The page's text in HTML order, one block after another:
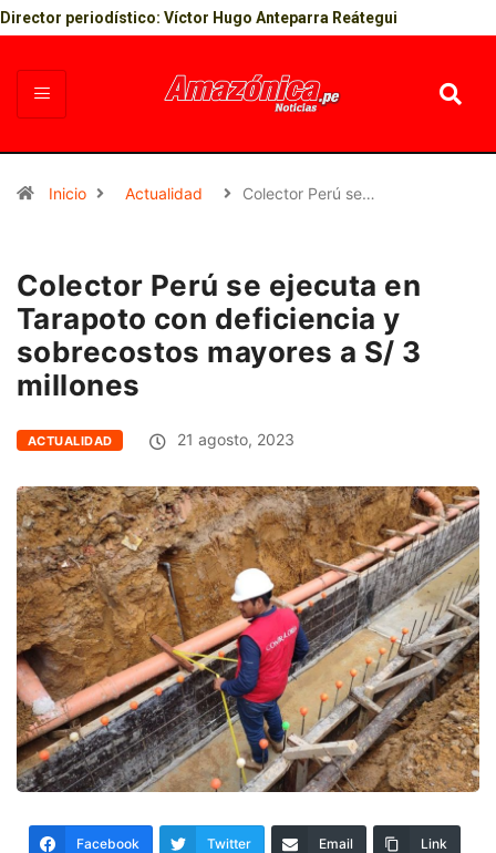
Director periodístico: Víctor Hugo Anteparra Reátegui
Inicio Actualidad Colector Perú se…
Colector Perú se ejecuta en
Tarapoto con deficiencia y
sobrecostos mayores a S/ 3
millones
ACTUALIDAD 21 agosto, 2023
Facebook Twitter Email Link